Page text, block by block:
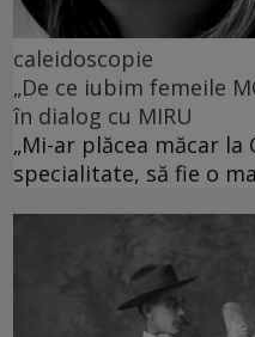
caleidoscopie
„De ce iubim femeile
în dialog cu MIRU
„Mi-ar plăcea măcar
specialitate, să fie o